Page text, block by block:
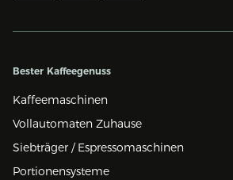
Bester Kaffeegenuss
Kaffeemaschinen
Vollautomaten Zuhause
Siebträger / Espressomaschinen
Portionensysteme